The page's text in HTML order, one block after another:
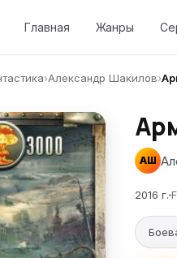
Главная Жанры
›Александр Шакилов›
АШ
2016 г.